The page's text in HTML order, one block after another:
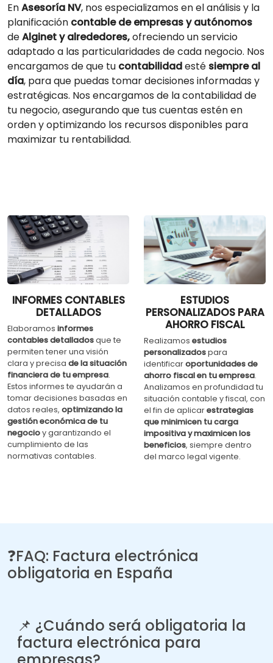
EnAsesoría NV, nos especializamos en el análisis y la
planificación contable de empresas y autónomos
deAlginet y alrededores,ofreciendo un servicio
adaptado a las particularidades de cada negocio. Nos
encargamos de que tu contabilidadesté siempre al
día, para que puedas tomar decisiones informadas y
estratégicas. Nos encargamos de la contabilidad de
tu negocio, asegurando que tus cuentas estén en
orden y optimizando los recursos disponibles para
maximizar tu rentabilidad.
INFORMES CONTABLES
DETALLADOS
Elaboramos informes
contables detalladosque te
permiten tener una visión
clara y precisa de la situación
financiera de tu empresa.
Estos informes te ayudarán a
tomar decisiones basadas en
datos reales, optimizando la
gestión económica de tu
negocioy garantizando el
cumplimiento de las
normativas contables.
ESTUDIOS
PERSONALIZADOS PARA
AHORRO FISCAL
Realizamos estudios
personalizadospara
identificaroportunidades de
ahorro fiscal en tu empresa.
Analizamos en profundidad tu
situación contable y fiscal, con
el fin de aplicarestrategias
que minimicen tu carga
impositiva y maximicen los
beneficios, siempre dentro
del marco legal vigente.
❓FAQ: Factura electrónica
obligatoria en España
📌 ¿Cuándo será obligatoria la
factura electrónica para